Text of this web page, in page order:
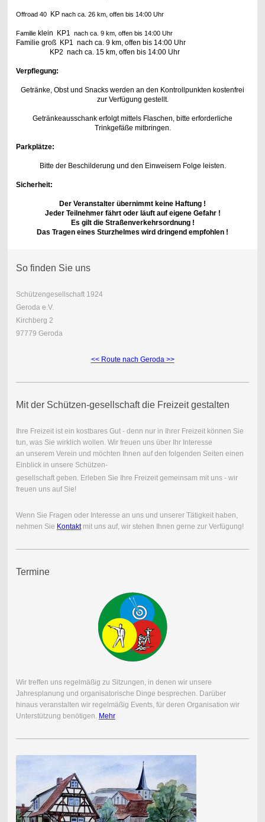
Offroad 40 KP nach ca. 26 km, offen bis 14:00 Uhr
Familieklein KP1 nach ca. 9 km, offen bis 14:00 Uhr
Familie groß KP1 nach ca. 9 km, offen bis 14:00 Uhr
KP2 nach ca. 15 km, offen bis 14:00 Uhr
Verpflegung:
Getränke, Obst und Snacks werden an den Kontrollpunkten kostenfrei
zur Verfügung gestellt.
Getränkeausschank erfolgt mittels Flaschen, bitte erforderliche
Trinkgefäße mitbringen.
Parkplätze:
Bitte der Beschilderung und den Einweisern Folge leisten.
Sicherheit:
Der Veranstalter übernimmt keine Haftung !
Jeder Teilnehmer fährt oder läuft auf eigene Gefahr !
Es gilt die Straßenverkehrsordnung !
Das Tragen eines Sturzhelmes wird dringend empfohlen !
So finden Sie uns
Schützengesellschaft 1924
Geroda e.V.
Kirchberg 2
97779 Geroda
<< Route nach Geroda >>
Mit der Schützen-gesellschaft die Freizeit gestalten
Ihre Freizeit ist ein kostbares Gut - denn nur in Ihrer Freizeit können Sie
tun, was Sie wirklich wollen. Wir freuen uns über Ihr Interesse
an unserem Verein und möchten Ihnen auf den folgenden Seiten einen
Einblick in unsere Schützen-
gesellschaft geben. Erleben Sie Ihre Freizeit gemeinsam mit uns - wir
freuen uns auf Sie!
Wenn Sie Fragen oder Interesse an uns und unserer Tätigkeit haben,
nehmen Sie Kontaktmit uns auf, wir stehen Ihnen gerne zur Verfügung!
Termine
Wir treffen uns regelmäßig zu Sitzungen, in denen wir unsere
Jahresplanung und organisatorische Dinge besprechen. Darüber
hinaus veranstalten wir regelmäßig Events, für deren Organisation wir
Unterstützung benötigen. Mehr